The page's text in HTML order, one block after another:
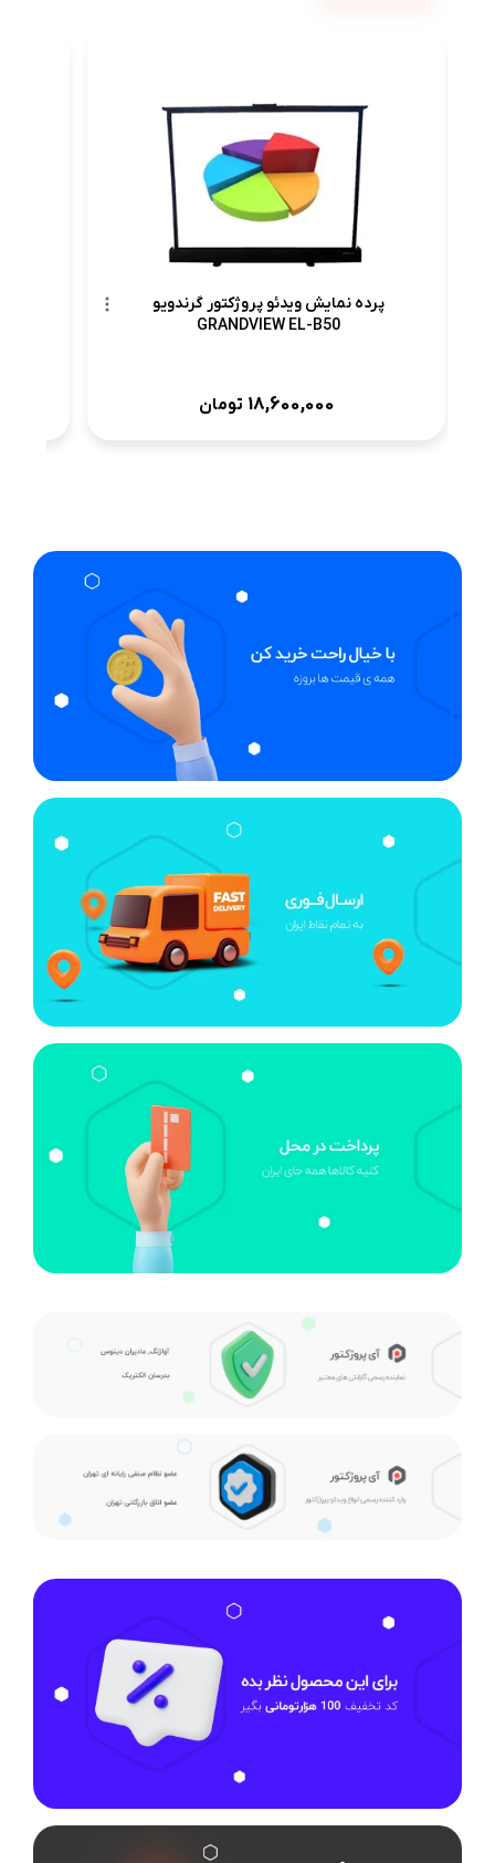
پرده نمایش ویدئو پروژکتور گرندویو
GRANDVIEW EL-B50
18,600,000 تومان